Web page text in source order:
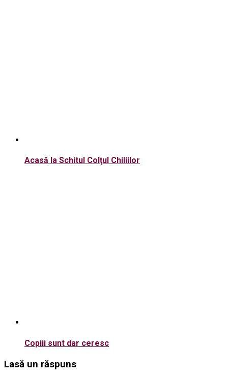
Acasă la Schitul Colţul Chiliilor
Copiii sunt dar ceresc
Lasă un răspuns